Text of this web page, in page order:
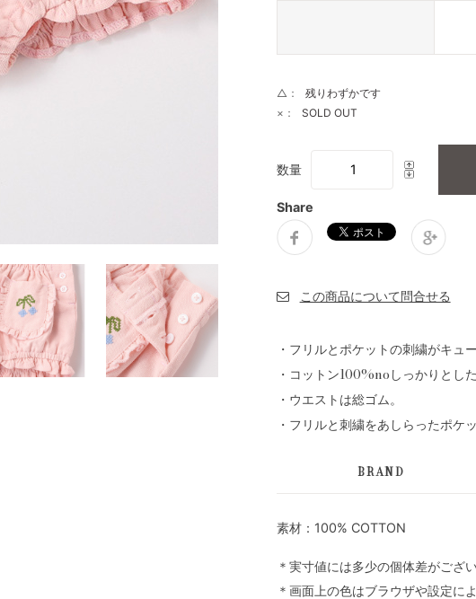
△：
残りわずかです
×：
SOLD OUT
数量
Share
・フリルとポケットの刺繍がキュ
・コットン100%noしっかりとし
・ウエストは総ゴム。
・フリルと刺繍をあしらったポケ
BRAND
素材：100% COTTON
＊実寸値には多少の個体差がござ
＊画面上の色はブラウザや設定に